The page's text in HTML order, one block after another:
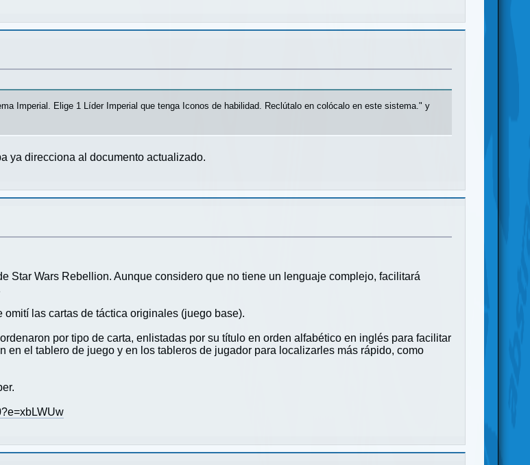
Imperial. Elige 1 Líder Imperial que tenga Iconos de habilidad. Reclútalo en colócalo en este sistema." y
ya direcciona al documento actualizado.
Star Wars Rebellion. Aunque considero que no tiene un lenguaje complejo, facilitará
las cartas de táctica originales (juego base).
por tipo de carta, enlistadas por su título en orden alfabético en inglés para facilitar
el tablero de juego y en los tableros de jugador para localizarles más rápido, como